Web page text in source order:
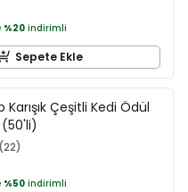
%20 indirimli
Sepete Ekle
Karışık Çeşitli Kedi Ödül
(50'li)
22
%50 indirimli